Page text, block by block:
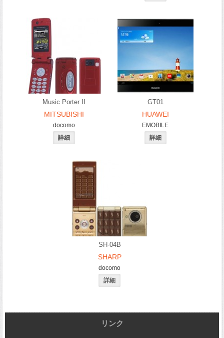
Music Porter II
MITSUBISHI
docomo
GT01
HUAWEI
EMOBILE
SH-04B
SHARP
docomo
リンク